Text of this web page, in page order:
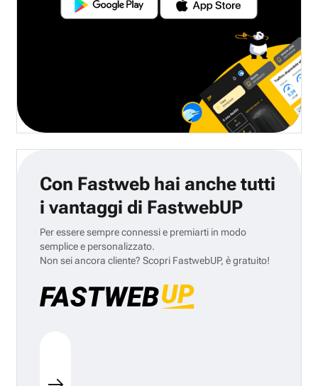
Con Fastweb hai anche tutti
i vantaggi di FastwebUP
Per essere sempre connessi e premiarti in modo
semplice e personalizzato.
Non sei ancora cliente? Scopri FastwebUP, è gratuito!